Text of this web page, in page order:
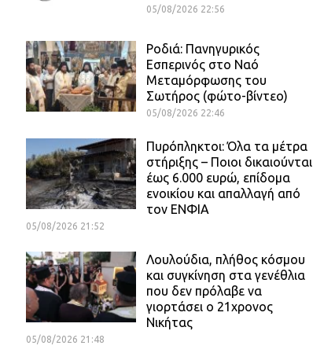
05/08/2026 22:56
Ροδιά: Πανηγυρικός
Εσπερινός στο Ναό
Μεταμόρφωσης του
Σωτήρος (φώτο-βίντεο)
05/08/2026 22:46
Πυρόπληκτοι: Όλα τα μέτρα
στήριξης – Ποιοι δικαιούνται
έως 6.000 ευρώ, επίδομα
ενοικίου και απαλλαγή από
τον ΕΝΦΙΑ
05/08/2026 21:52
Λουλούδια, πλήθος κόσμου
και συγκίνηση στα γενέθλια
που δεν πρόλαβε να
γιορτάσει ο 21χρονος
Νικήτας
05/08/2026 21:48